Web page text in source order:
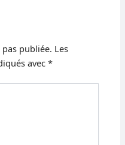
publiée. Les
avec*